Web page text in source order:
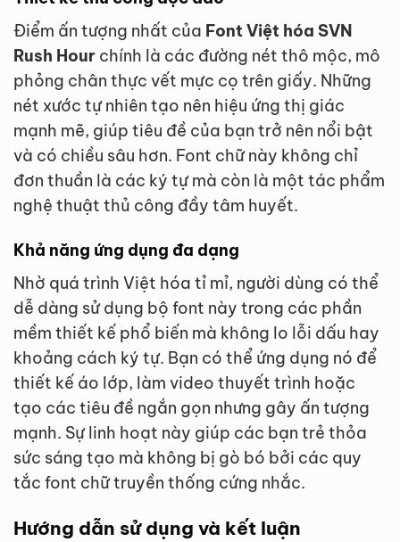
Điểm ấn tượng nhất của Font Việt hóa SVN
Rush Hour chính là các đường nét thô mộc, mô
phỏng chân thực vết mực cọ trên giấy. Những
nét xước tự nhiên tạo nên hiệu ứng thị giác
mạnh mẽ, giúp tiêu đề của bạn trở nên nổi bật
và có chiều sâu hơn. Font chữ này không chỉ
đơn thuần là các ký tự mà còn là một tác phẩm
nghệ thuật thủ công đầy tâm huyết.
Khả năng ứng dụng đa dạng
Nhờ quá trình Việt hóa tỉ mỉ, người dùng có thể
dễ dàng sử dụng bộ font này trong các phần
mềm thiết kế phổ biến mà không lo lỗi dấu hay
khoảng cách ký tự. Bạn có thể ứng dụng nó để
thiết kế áo lớp, làm video thuyết trình hoặc
tạo các tiêu đề ngắn gọn nhưng gây ấn tượng
mạnh. Sự linh hoạt này giúp các bạn trẻ thỏa
sức sáng tạo mà không bị gò bó bởi các quy
tắc font chữ truyền thống cứng nhắc.
Hướng dẫn sử dụng và kết luận